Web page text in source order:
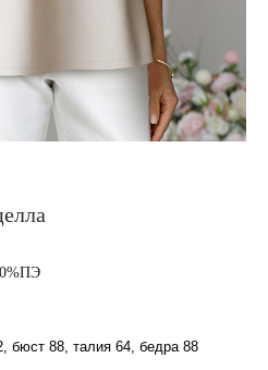
бюст 88, талия 64, бедра 88